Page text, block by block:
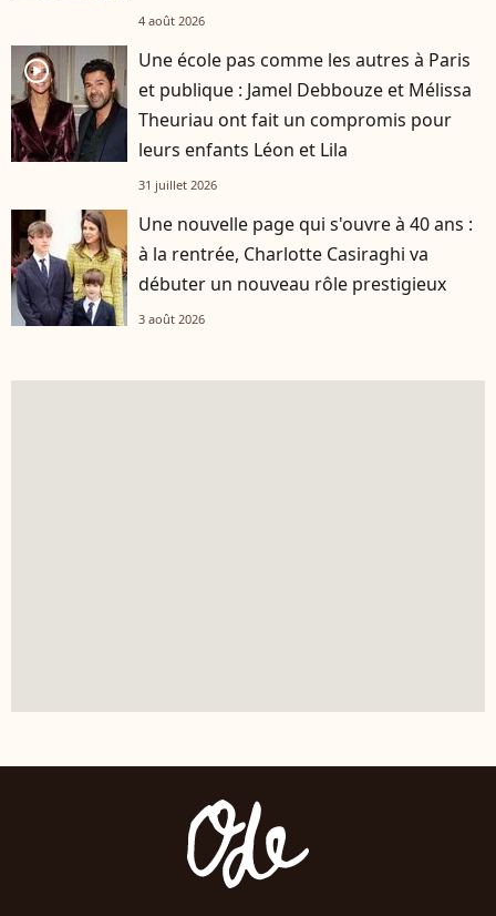
4 août 2026
player2
Une école pas comme les autres à Paris
et publique : Jamel Debbouze et Mélissa
Theuriau ont fait un compromis pour
leurs enfants Léon et Lila
31 juillet 2026
Une nouvelle page qui s'ouvre à 40 ans :
à la rentrée, Charlotte Casiraghi va
débuter un nouveau rôle prestigieux
3 août 2026